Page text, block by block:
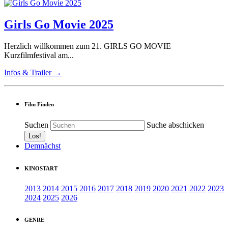
Girls Go Movie 2025
Herzlich willkommen zum 21. GIRLS GO MOVIE
Kurzfilmfestival am...
Infos & Trailer →
Film Finden
Suchen Suche abschicken
Demnächst
KINOSTART
2013 2014 2015 2016 2017 2018 2019 2020 2021 2022 2023
2024 2025 2026
GENRE